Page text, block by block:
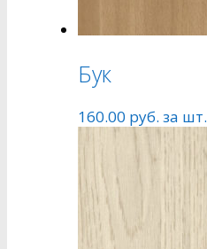
Бук
160.00 руб. за шт.